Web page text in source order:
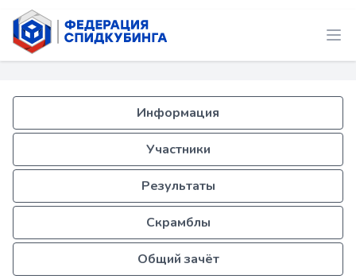
Информация
Участники
Результаты
Скрамблы
Общий зачёт